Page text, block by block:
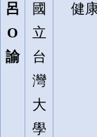
呂
O
諭
國
立
台
灣
大
學
健